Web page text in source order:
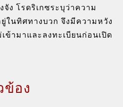
จัง โรดริเกซระบุว่าความ
ในทิศทางบวก จึงมีความหวัง
ข้ามาและลงทะเบียนก่อนเปิด
ข้อง